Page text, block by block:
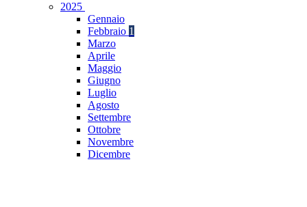
2025
Gennaio
Febbraio 1
Marzo
Aprile
Maggio
Giugno
Luglio
Agosto
Settembre
Ottobre
Novembre
Dicembre